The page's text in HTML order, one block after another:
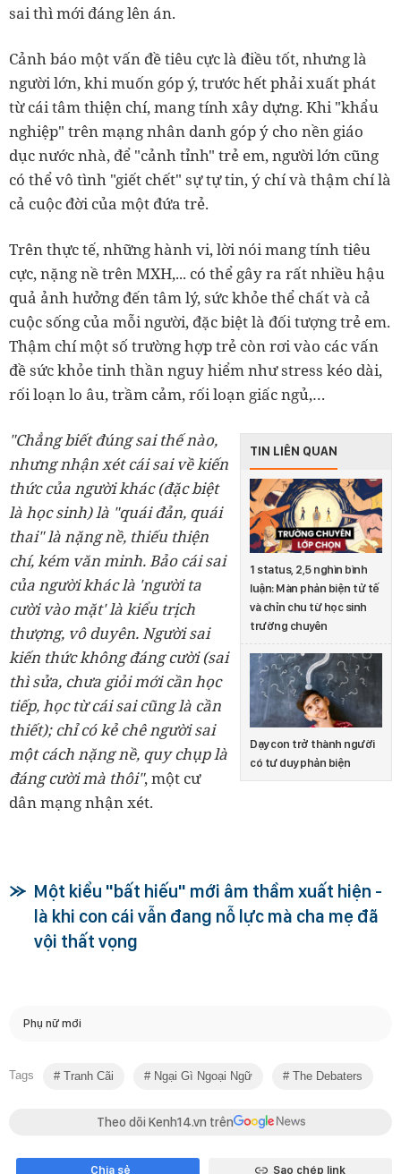
sai thì mới đáng lên án.
Cảnh báo một vấn đề tiêu cực là điều tốt, nhưng là
người lớn, khi muốn góp ý, trước hết phải xuất phát
từ cái tâm thiện chí, mang tính xây dựng. Khi "khẩu
nghiệp" trên mạng nhân danh góp ý cho nền giáo
dục nước nhà, để "cảnh tỉnh" trẻ em, người lớn cũng
có thể vô tình "giết chết" sự tự tin, ý chí và thậm chí là
cả cuộc đời của một đứa trẻ.
Trên thực tế, những hành vi, lời nói mang tính tiêu
cực, nặng nề trên MXH,... có thể gây ra rất nhiều hậu
quả ảnh hưởng đến tâm lý, sức khỏe thể chất và cả
cuộc sống của mỗi người, đặc biệt là đối tượng trẻ em.
Thậm chí một số trường hợp trẻ còn rơi vào các vấn
đề sức khỏe tinh thần nguy hiểm như stress kéo dài,
rối loạn lo âu, trầm cảm, rối loạn giấc ngủ,…
TIN LIÊN QUAN
1 status, 2,5 nghìn bình
luận: Màn phản biện tử tế
và chỉn chu từ học sinh
trường chuyên
Dạy con trở thành người
có tư duy phản biện
"Chẳng biết đúng sai thế nào,
nhưng nhận xét cái sai về kiến
thức của người khác (đặc biệt
là học sinh) là "quái đản, quái
thai" là nặng nề, thiếu thiện
chí, kém văn minh. Bảo cái sai
của người khác là 'người ta
cười vào mặt' là kiểu trịch
thượng, vô duyên. Người sai
kiến thức không đáng cười (sai
thì sửa, chưa giỏi mới cần học
tiếp, học từ cái sai cũng là cần
thiết); chỉ có kẻ chê người sai
một cách nặng nề, quy chụp là
đáng cười mà thôi", một cư
dân mạng nhận xét.
Một kiểu "bất hiếu" mới âm thầm xuất hiện -
là khi con cái vẫn đang nỗ lực mà cha mẹ đã
vội thất vọng
Phụ nữ mới
Tags Tranh Cãi Ngại Gì Ngoại Ngữ The Debaters
Theo dõi Kenh14.vn trên
Chia sẻ Sao chép link